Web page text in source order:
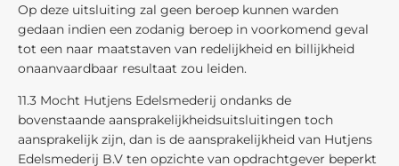
Op deze uitsluiting zal geen beroep kunnen warden
gedaan indien een zodanig beroep in voorkomend geval
tot een naar maatstaven van redelijkheid en billijkheid
onaanvaardbaar resultaat zou leiden.
11.3 Mocht Hutjens Edelsmederij ondanks de
bovenstaande aansprakelijkheidsuitsluitingen toch
aansprakelijk zijn, dan is de aansprakelijkheid van Hutjens
Edelsmederij B.V ten opzichte van opdrachtgever beperkt